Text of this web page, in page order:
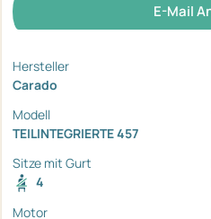
E-Mail
Hersteller
Carado
Modell
TEILINTEGRIERTE 457
Sitze mit Gurt
4
Motor